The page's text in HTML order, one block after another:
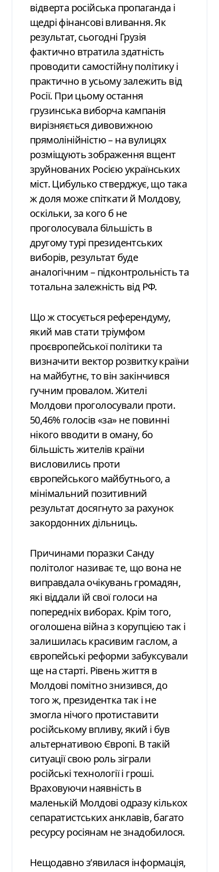
відверта російська пропаганда і
щедрі фінансові вливання. Як
результат, сьогодні Грузія
фактично втратила здатність
проводити самостійну політику і
практично в усьому залежить від
Росії. При цьому остання
грузинська виборча кампанія
вирізняється дивовижною
прямолінійністю – на вулицях
розміщують зображення вщент
зруйнованих Росією українських
міст. Цибулько стверджує, що така
ж доля може спіткати й Молдову,
оскільки, за кого б не
проголосувала більшість в
другому турі президентських
виборів, результат буде
аналогічним – підконтрольність та
тотальна залежність від РФ.
Що ж стосується референдуму,
який мав стати тріумфом
проєвропейської політики та
визначити вектор розвитку країни
на майбутнє, то він закінчився
гучним провалом. Жителі
Молдови проголосували проти.
50,46% голосів «за» не повинні
нікого вводити в оману, бо
більшість жителів країни
висловились проти
європейського майбутнього, а
мінімальний позитивний
результат досягнуто за рахунок
закордонних дільниць.
Причинами поразки Санду
політолог називає те, що вона не
виправдала очікувань громадян,
які віддали їй свої голоси на
попередніх виборах. Крім того,
оголошена війна з корупцією так і
залишилась красивим гаслом, а
європейські реформи забуксували
ще на старті. Рівень життя в
Молдові помітно знизився, до
того ж, президентка так і не
змогла нічого протиставити
російському впливу, який і був
альтернативою Європі. В такій
ситуації свою роль зіграли
російські технології і гроші.
Враховуючи наявність в
маленькій Молдові одразу кількох
сепаратистських анклавів, багато
ресурсу росіянам не знадобилося.
Нещодавно з’явилася інформація,